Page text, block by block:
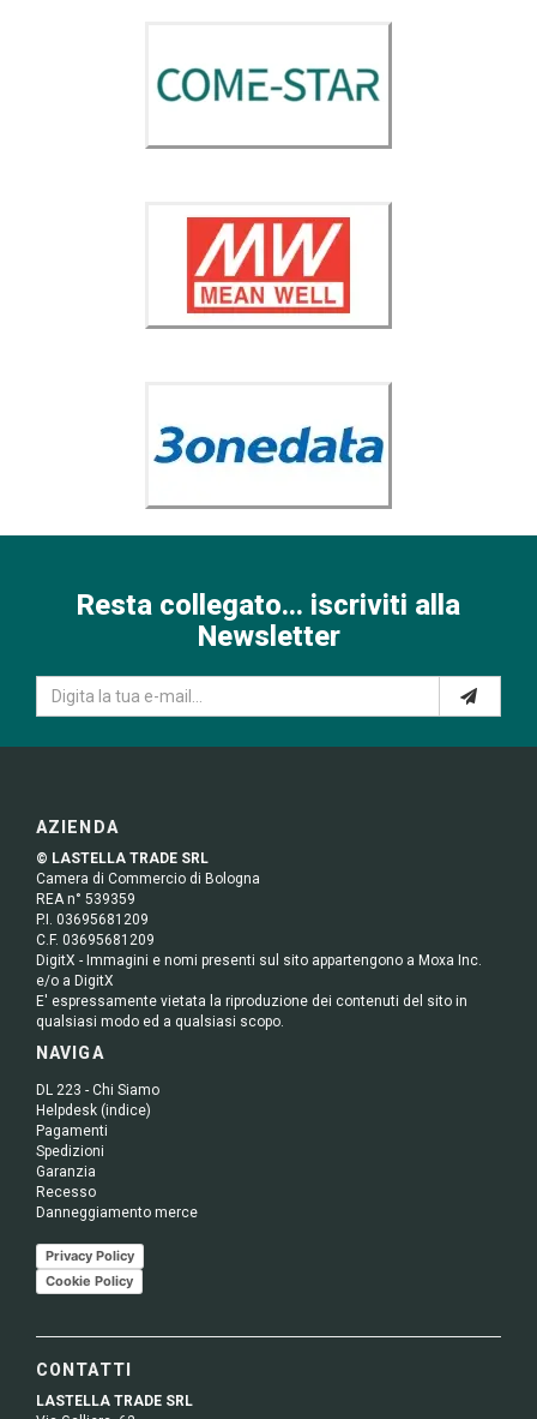
Resta collegato... iscriviti alla
Newsletter
AZIENDA
© LASTELLA TRADE SRL
Camera di Commercio di Bologna
REA n° 539359
P.I. 03695681209
C.F. 03695681209
DigitX - Immagini e nomi presenti sul sito appartengono a Moxa Inc.
e/o a DigitX
E' espressamente vietata la riproduzione dei contenuti del sito in
qualsiasi modo ed a qualsiasi scopo.
NAVIGA
DL 223 - Chi Siamo
Helpdesk (indice)
Pagamenti
Spedizioni
Garanzia
Recesso
Danneggiamento merce
Privacy Policy
Cookie Policy
CONTATTI
LASTELLA TRADE SRL